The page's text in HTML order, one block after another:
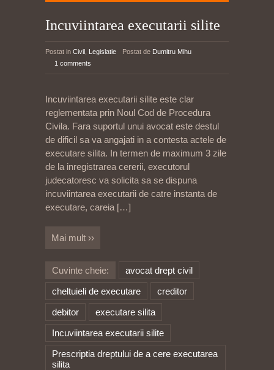
Incuviintarea executarii silite
Postat in Civil Legislatie Postat de Dumitru Mihu
1 comments
Incuviintarea executarii silite este clar
reglementata prin Noul Cod de Procedura
Civila. Fara suportul unui avocat este destul
de dificil sa va angajati in a contesta actele de
executare silita. In termen de maximum 3 zile
de la inregistrarea cererii, executorul
judecatoresc va solicita sa se dispuna
incuviintarea executarii de catre instanta de
executare, careia […]
Mai mult ››
Cuvinte cheie:
avocat drept civil
cheltuieli de executare
creditor
debitor
executare silita
Incuviintarea executarii silite
Prescriptia dreptului de a cere executarea
silita